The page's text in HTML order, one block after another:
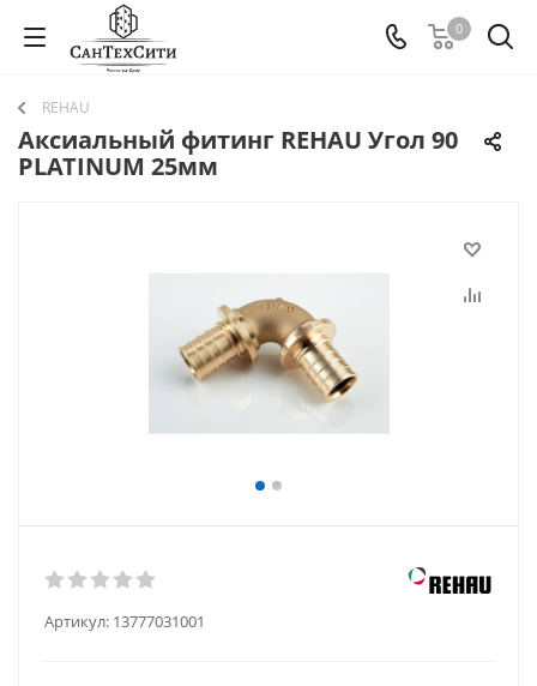
0
REHAU
Аксиальный фитинг REHAU Угол 90
PLATINUM 25мм
Артикул: 13777031001